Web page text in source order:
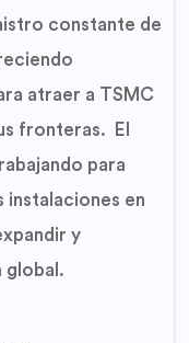
constante de
atraer a TSMC
fronteras. El
para
instalaciones en
y
global.